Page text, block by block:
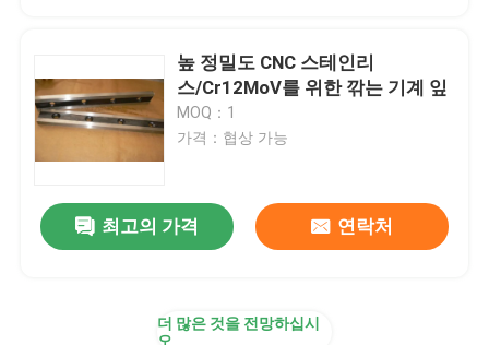
뉴스
cnc 수압기 브레이크
높 정밀도 CNC 스테인리
스/Cr12MoV를 위한 깎는 기계 잎
MOQ：1
가격：협상 가능
최고의 가격 연락처
더 많은 것을 전망하십시
오